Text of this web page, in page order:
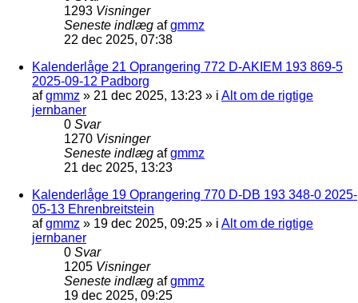
1293 Visninger
Seneste indlæg afgmmz
22 dec 2025, 07:38
Kalenderlåge 21 Oprangering 772 D-AKIEM 193 869-5
2025-09-12 Padborg
afgmmz » 21 dec 2025, 13:23 » i Alt om de rigtige
jernbaner
0 Svar
1270 Visninger
Seneste indlæg afgmmz
21 dec 2025, 13:23
Kalenderlåge 19 Oprangering 770 D-DB 193 348-0 2025-
05-13 Ehrenbreitstein
afgmmz » 19 dec 2025, 09:25 » i Alt om de rigtige
jernbaner
0 Svar
1205 Visninger
Seneste indlæg afgmmz
19 dec 2025, 09:25